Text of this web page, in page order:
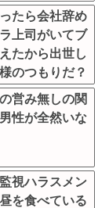
と言うと、彼
の元へｗ
たら会社辞め
上司がいてブ
たから出世し
のつもりだ？
営み無しの関
性が全然いな
視ハラスメン
を食べている